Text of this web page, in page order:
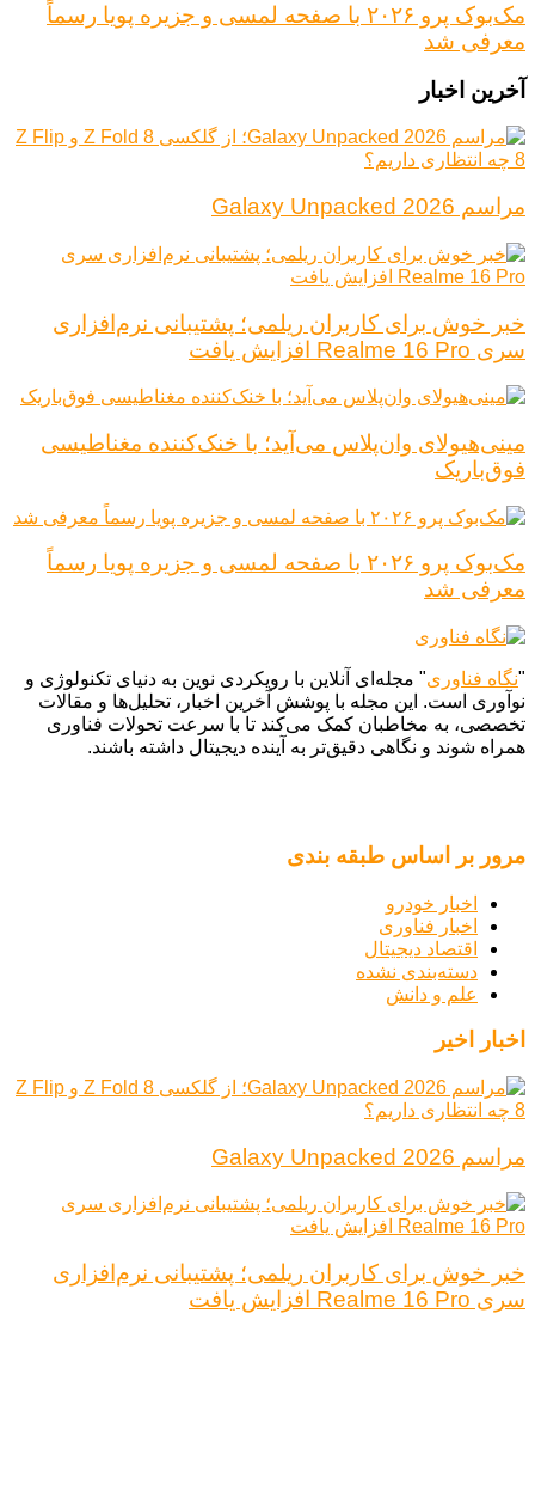
مک‌بوک پرو ۲۰۲۶ با صفحه لمسی و جزیره پویا رسماً
معرفی شد
آخرین اخبار
مراسم Galaxy Unpacked 2026
خبر خوش برای کاربران ریلمی؛ پشتیبانی نرم‌افزاری
سری Realme 16 Pro افزایش یافت
مینی‌هیولای وان‌پلاس می‌آید؛ با خنک‌کننده مغناطیسی
فوق‌باریک
مک‌بوک پرو ۲۰۲۶ با صفحه لمسی و جزیره پویا رسماً
معرفی شد
"نگاه فناوری" مجله‌ای آنلاین با رویکردی نوین به دنیای تکنولوژی و
نوآوری است. این مجله با پوشش آخرین اخبار، تحلیل‌ها و مقالات
تخصصی، به مخاطبان کمک می‌کند تا با سرعت تحولات فناوری
همراه شوند و نگاهی دقیق‌تر به آینده دیجیتال داشته باشند.
مرور بر اساس طبقه بندی
اخبار خودرو
اخبار فناوری
اقتصاد دیجیتال
دسته‌بندی نشده
علم و دانش
اخبار اخیر
مراسم Galaxy Unpacked 2026
خبر خوش برای کاربران ریلمی؛ پشتیبانی نرم‌افزاری
سری Realme 16 Pro افزایش یافت